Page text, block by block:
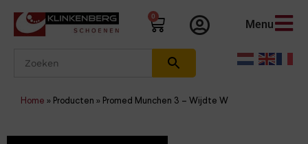
0
Menu
Home » Producten » Promed Munchen 3 – Wijdte W